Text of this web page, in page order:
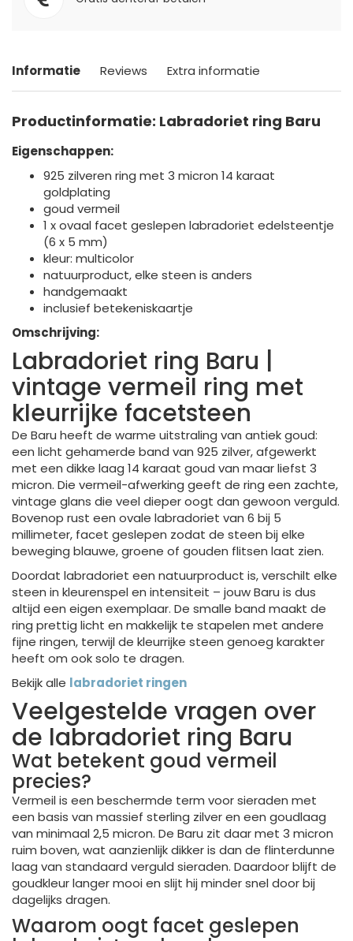
Informatie Reviews Extra informatie
Productinformatie: Labradoriet ring Baru
Eigenschappen:
925 zilveren ring met 3 micron 14 karaat
goldplating
goud vermeil
1 x ovaal facet geslepen labradoriet edelsteentje
(6 x 5 mm)
kleur: multicolor
natuurproduct, elke steen is anders
handgemaakt
inclusief betekeniskaartje
Omschrijving:
Labradoriet ring Baru |
vintage vermeil ring met
kleurrijke facetsteen
De Baru heeft de warme uitstraling van antiek goud:
een licht gehamerde band van 925 zilver, afgewerkt
met een dikke laag 14 karaat goud van maar liefst 3
micron. Die vermeil-afwerking geeft de ring een zachte,
vintage glans die veel dieper oogt dan gewoon verguld.
Bovenop rust een ovale labradoriet van 6 bij 5
millimeter, facet geslepen zodat de steen bij elke
beweging blauwe, groene of gouden flitsen laat zien.
Doordat labradoriet een natuurproduct is, verschilt elke
steen in kleurenspel en intensiteit – jouw Baru is dus
altijd een eigen exemplaar. De smalle band maakt de
ring prettig licht en makkelijk te stapelen met andere
fijne ringen, terwijl de kleurrijke steen genoeg karakter
heeft om ook solo te dragen.
Bekijk alle labradoriet ringen
Veelgestelde vragen over
de labradoriet ring Baru
Wat betekent goud vermeil
precies?
Vermeil is een beschermde term voor sieraden met
een basis van massief sterling zilver en een goudlaag
van minimaal 2,5 micron. De Baru zit daar met 3 micron
ruim boven, wat aanzienlijk dikker is dan de flinterdunne
laag van standaard verguld sieraden. Daardoor blijft de
goudkleur langer mooi en slijt hij minder snel door bij
dagelijks dragen.
Waarom oogt facet geslepen